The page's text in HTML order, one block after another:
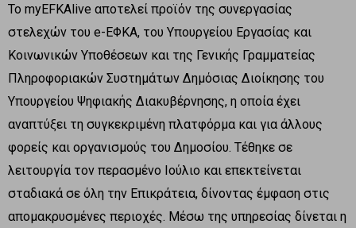
Το myEFKAlive αποτελεί προϊόν της συνεργασίας
στελεχών του e-ΕΦΚΑ, του Υπουργείου Εργασίας και
Κοινωνικών Υποθέσεων και της Γενικής Γραμματείας
Πληροφοριακών Συστημάτων Δημόσιας Διοίκησης του
Υπουργείου Ψηφιακής Διακυβέρνησης, η οποία έχει
αναπτύξει τη συγκεκριμένη πλατφόρμα και για άλλους
φορείς και οργανισμούς του Δημοσίου. Τέθηκε σε
λειτουργία τον περασμένο Ιούλιο και επεκτείνεται
σταδιακά σε όλη την Επικράτεια, δίνοντας έμφαση στις
απομακρυσμένες περιοχές. Μέσω της υπηρεσίας δίνεται η